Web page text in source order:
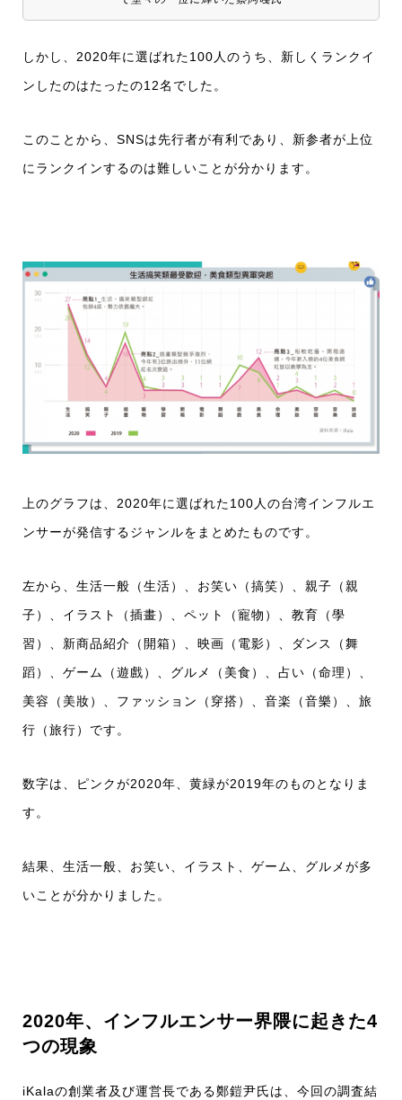
しかし、2020年に選ばれた100人のうち、新しくランクイ
ンしたのはたったの12名でした。
このことから、SNSは先行者が有利であり、新参者が上位
にランクインするのは難しいことが分かります。
上のグラフは、2020年に選ばれた100人の台湾インフルエ
ンサーが発信するジャンルをまとめたものです。
左から、生活一般（生活）、お笑い（搞笑）、親子（親
子）、イラスト（插畫）、ペット（寵物）、教育（學
習）、新商品紹介（開箱）、映画（電影）、ダンス（舞
蹈）、ゲーム（遊戲）、グルメ（美食）、占い（命理）、
美容（美妝）、ファッション（穿搭）、音楽（音樂）、旅
行（旅行）です。
数字は、ピンクが2020年、黄緑が2019年のものとなりま
す。
結果、生活一般、お笑い、イラスト、ゲーム、グルメが多
いことが分かりました。
2020年、インフルエンサー界隈に起きた4
つの現象
iKalaの創業者及び運営長である鄭鎧尹氏は、今回の調査結